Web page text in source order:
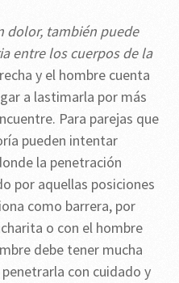
dolor, también puede
entre los cuerpos de la
y el hombre cuenta
a lastimarla por más
Para parejas que
pueden intentar
la penetración
por aquellas posiciones
como barrera, por
o con el hombre
debe tener mucha
con cuidado y